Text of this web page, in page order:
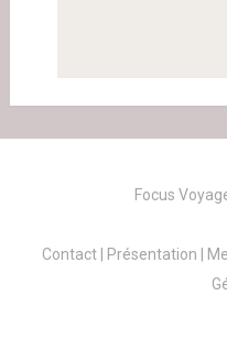
Focus
Contact Présentation